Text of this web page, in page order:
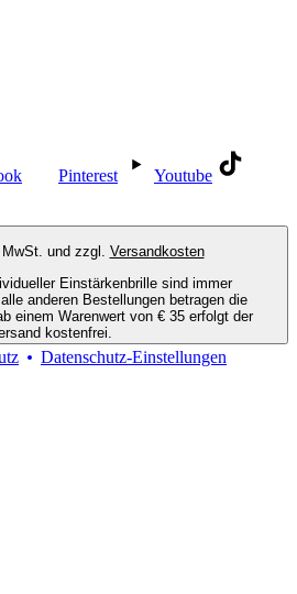
Pinterest Youtube
und zzgl. Versandkosten
Einstärkenbrille sind immer
anderen Bestellungen betragen die
einem Warenwert von € 35 erfolgt der
kostenfrei.
Datenschutz-Einstellungen